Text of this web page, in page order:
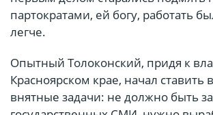
партократами, ей богу, работать
легче.
Опытный Толоконский, придя к
Красноярском крае, начал ставить
внятные задачи: не должно быть